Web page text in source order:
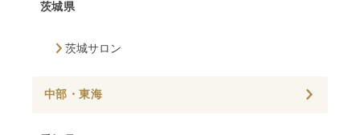
茨城県
茨城サロン
中部・東海